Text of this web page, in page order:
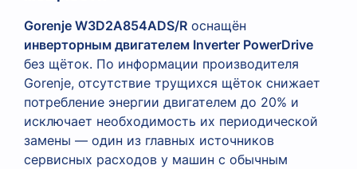
Gorenje W3D2A854ADS/R оснащён
инверторным двигателем Inverter PowerDrive
без щёток. По информации производителя
Gorenje, отсутствие трущихся щёток снижает
потребление энергии двигателем до 20% и
исключает необходимость их периодической
замены — один из главных источников
сервисных расходов у машин с обычным